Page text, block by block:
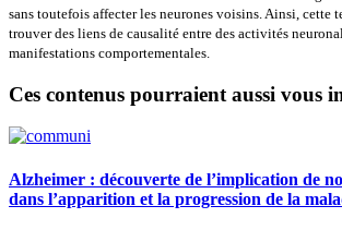
sans toutefois affecter les neurones voisins. Ainsi, cette
trouver des liens de causalité entre des activités
manifestations comportementales.
Ces contenus pourraient aussi vous
Alzheimer : découverte de l’implication de
dans l’apparition et la progression de la